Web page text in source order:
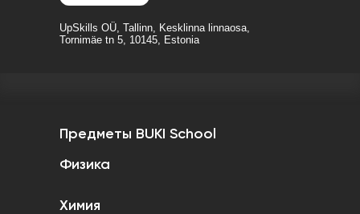
UpSkills OÜ, Tallinn, Kesklinna linnaosa,
Tornimäe tn 5, 10145, Estonia
Предметы BUKI School
Физика
Химия